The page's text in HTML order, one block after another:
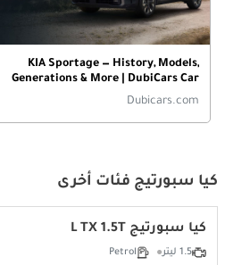
KIA Sportage — History, Models,
Generations & More | DubiCars Car
Spotlight
Dubicars.com
كيا سبورتيج فئات أخرى
كيا سبورتيج L TX 1.5T
1.5 ليتر Petrol